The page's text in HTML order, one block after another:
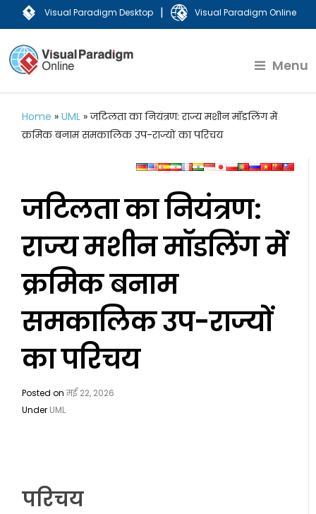
Visual Paradigm Desktop | Visual Paradigm Online
Menu
Home »UML »जटिलता का नियंत्रण: राज्य मशीन मॉडलिंग में
क्रमिक बनाम समकालिक उप-राज्यों का परिचय
जटिलता का नियंत्रण:
राज्य मशीन मॉडलिंग में
क्रमिक बनाम
समकालिक उप-राज्यों
का परिचय
Posted onमई 22, 2026
Under UML
परिचय